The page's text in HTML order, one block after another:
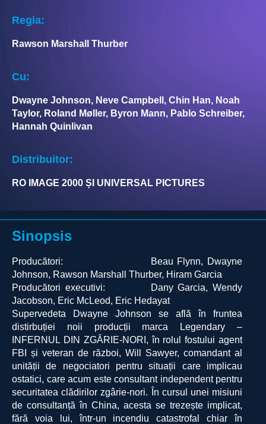
Regia:
Rawson Marshall Thurber
Cu:
Dwayne Johnson, Neve Campbell, Chin Han, Noah
Taylor, Roland Møller, Byron Mann, Pablo Schreiber,
Hannah Quinlivan
Distribuitor:
RO IMAGE 2000 ȘI UNIVERSAL PICTURES
Sinopsis
Producători: Beau Flynn, Dwayne
Johnson, Rawson Marshall Thurber, Hiram Garcia
Producători executivi: Dany Garcia, Wendy
Jacobson, Eric McLeod, Eric Hedayat
Supervedeta Dwayne Johnson se află în fruntea
distirbuției noii producții marca Legendary –
INFERNUL DIN ZGÂRIE-NORI, în rolul fostului agent
FBI și veteran de război, Will Sawyer, comandant al
unității de negociatori pentru situații care implicau
ostatici, care acum este consultant independent pentru
securitatea clădirilor zgârie-nori. În cursul unei misiuni
de consultanță în China, acesta se trezește implicat,
fără voia lui, într-un incendiu catastrofal chiar în